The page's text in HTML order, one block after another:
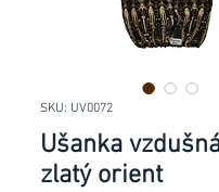
SKU: UV0072
Ušanka
zlatý orient